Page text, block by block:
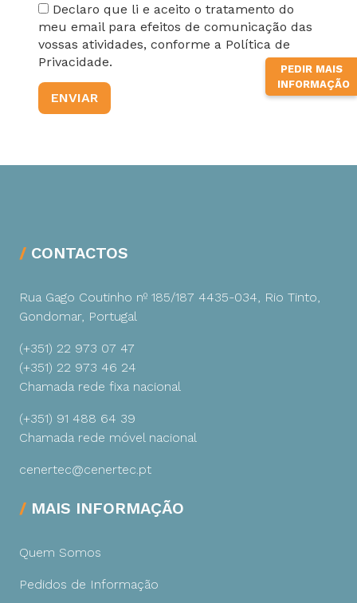
PEDIR MAIS
INFORMAÇÃO
Declaro que li e aceito o tratamento do
meu email para efeitos de comunicação das
vossas atividades, conforme a Política de
Privacidade.
CONTACTOS
Rua Gago Coutinho nº 185/187 4435-034, Rio Tinto,
Gondomar, Portugal
(+351) 22 973 07 47
(+351) 22 973 46 24
Chamada rede fixa nacional
(+351) 91 488 64 39
Chamada rede móvel nacional
cenertec@cenertec.pt
MAIS INFORMAÇÃO
Quem Somos
Pedidos de Informação